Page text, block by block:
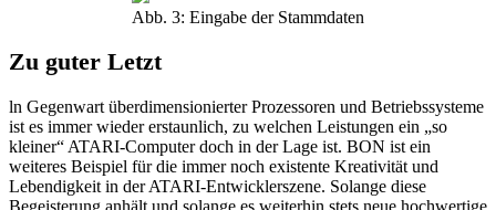
Abb. 3: Eingabe der Stammdaten
Zu guter Letzt
ln Gegenwart überdimensionierter Prozessoren und Betriebssysteme
ist es immer wieder erstaunlich, zu welchen Leistungen ein „so
kleiner“ ATARI-Computer doch in der Lage ist. BON ist ein
weiteres Beispiel für die immer noch existente Kreativität und
Lebendigkeit in der ATARI-Entwicklerszene. Solange diese
Begeisterung anhält und solange es weiterhin stets neue hochwertige